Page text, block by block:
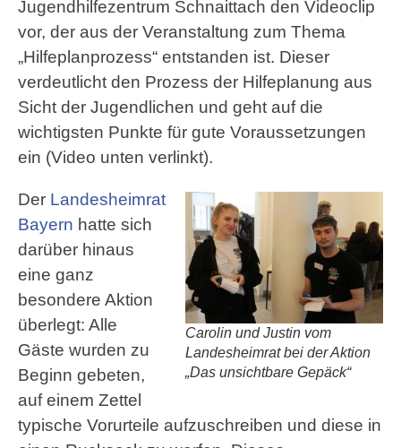
Jugendhilfezentrum Schnaittach den Videoclip
vor, der aus der Veranstaltung zum Thema
„Hilfeplanprozess“ entstanden ist. Dieser
verdeutlicht den Prozess der Hilfeplanung aus
Sicht der Jugendlichen und geht auf die
wichtigsten Punkte für gute Voraussetzungen
ein (Video unten verlinkt).
Carolin und Justin vom
Landesheimrat bei der Aktion
„Das unsichtbare Gepäck“
Der Landesheimrat
Bayern hatte sich
darüber hinaus
eine ganz
besondere Aktion
überlegt: Alle
Gäste wurden zu
Beginn gebeten,
auf einem Zettel
typische Vorurteile aufzuschreiben und diese in